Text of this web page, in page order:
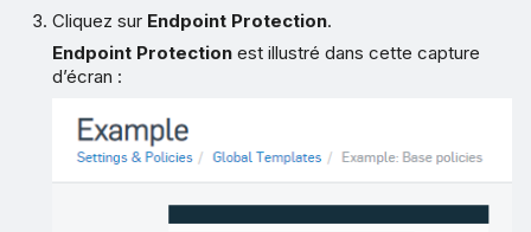
Cliquez sur Endpoint Protection.
Endpoint Protection est illustré dans cette capture
d’écran :